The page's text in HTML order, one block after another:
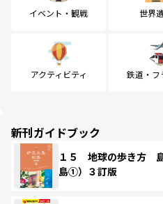
イベント・観戦 世界
アクティビティ 鉄道・フ
新刊ガイドブック
１５ 地球の歩き方
島①）３訂版